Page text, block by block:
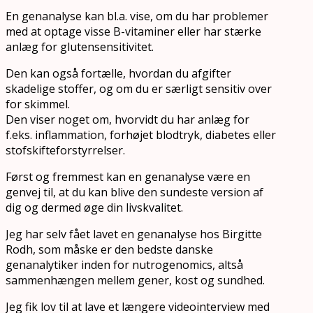
En genanalyse kan bl.a. vise, om du har problemer
med at optage visse B-vitaminer eller har stærke
anlæg for glutensensitivitet.
Den kan også fortælle, hvordan du afgifter
skadelige stoffer, og om du er særligt sensitiv over
for skimmel.
Den viser noget om, hvorvidt du har anlæg for
f.eks. inflammation, forhøjet blodtryk, diabetes eller
stofskifteforstyrrelser.
Først og fremmest kan en genanalyse være en
genvej til, at du kan blive den sundeste version af
dig og dermed øge din livskvalitet.
Jeg har selv fået lavet en genanalyse hos Birgitte
Rodh, som måske er den bedste danske
genanalytiker inden for nutrogenomics, altså
sammenhængen mellem gener, kost og sundhed.
Jeg fik lov til at lave et længere videointerview med